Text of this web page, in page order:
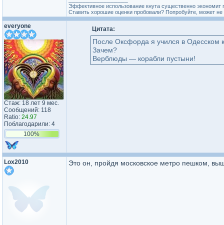
Эффективное использование кнута существенно экономит
Ставить хорошие оценки пробовали? Попробуйте, может
everyone
Стаж: 18 лет 9 мес.
Сообщений: 118
Ratio: 24.97
Поблагодарили: 4
100%
Цитата:
После Оксфорда я учился в Одесском
Зачем?
Верблюды — корабли пустыни!
Lox2010 Это он, пройдя московское метро пешком,